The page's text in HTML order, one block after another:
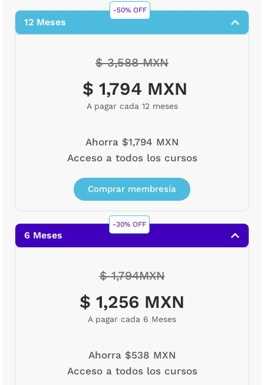
-50% OFF
12 Meses
$ 3,588 MXN
$ 1,794 MXN
A pagar cada 12 meses
Ahorra $1,794 MXN
Acceso a todos los cursos
Comprar membresía
-30% OFF
6 Meses
$ 1,794MXN
$ 1,256 MXN
A pagar cada 6 Meses
Ahorra $538 MXN
Acceso a todos los cursos